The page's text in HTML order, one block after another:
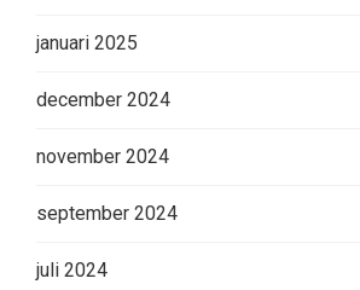
januari 2025
december 2024
november 2024
september 2024
juli 2024